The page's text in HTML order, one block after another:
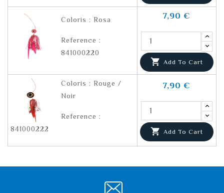
Coloris : Rosa
Reference :
841000220
7,90 €
 Add To Cart
Coloris : Rouge /
Noir
Reference :
841000222
7,90 €
 Add To Cart